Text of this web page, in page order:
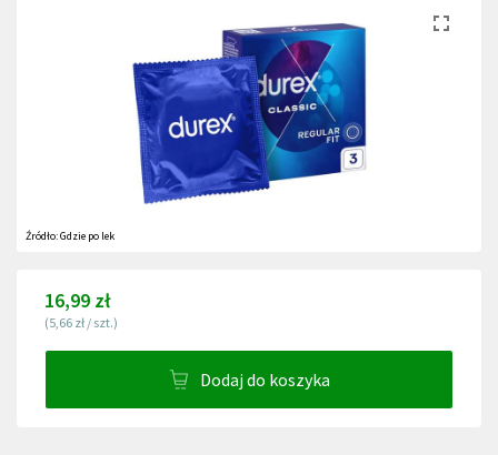
Źródło:Gdzie po lek
16,99 zł
(5,66 zł / szt.)
Dodaj do koszyka